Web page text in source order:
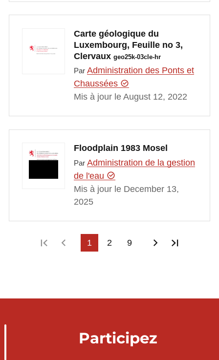
Carte géologique du
Luxembourg, Feuille no 3,
Clervaux geo25k-03cle-hr
Par Administration des Ponts et
Chaussées
Mis à jour le August 12, 2022
Floodplain 1983 Mosel
Par Administration de la gestion
de l'eau
Mis à jour le December 13,
2025
Première page
Page précédente
1 2 9 Page
Participez